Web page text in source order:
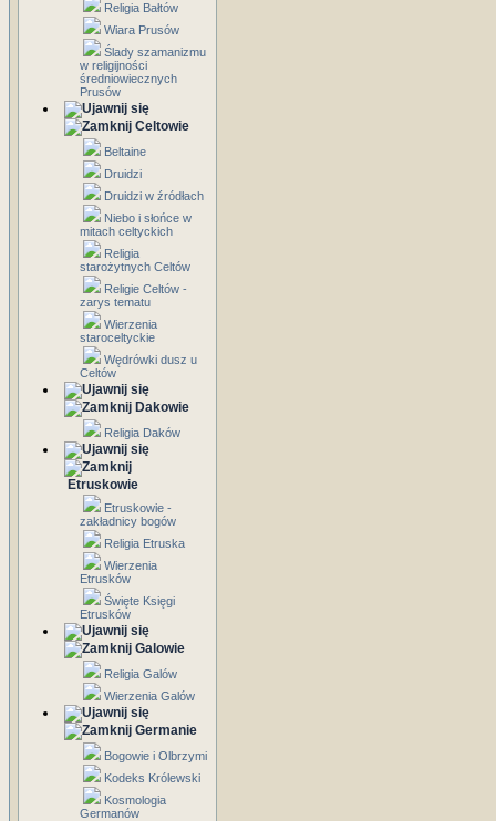
Religia Bałtów
Wiara Prusów
Ślady szamanizmu
w religijności
średniowiecznych
Prusów
Celtowie
Beltaine
Druidzi
Druidzi w źródłach
Niebo i słońce w
mitach celtyckich
Religia
starożytnych Celtów
Religie Celtów -
zarys tematu
Wierzenia
staroceltyckie
Wędrówki dusz u
Celtów
Dakowie
Religia Daków
Etruskowie
Etruskowie -
zakładnicy bogów
Religia Etruska
Wierzenia
Etrusków
Święte Księgi
Etrusków
Galowie
Religia Galów
Wierzenia Galów
Germanie
Bogowie i Olbrzymi
Kodeks Królewski
Kosmologia
Germanów